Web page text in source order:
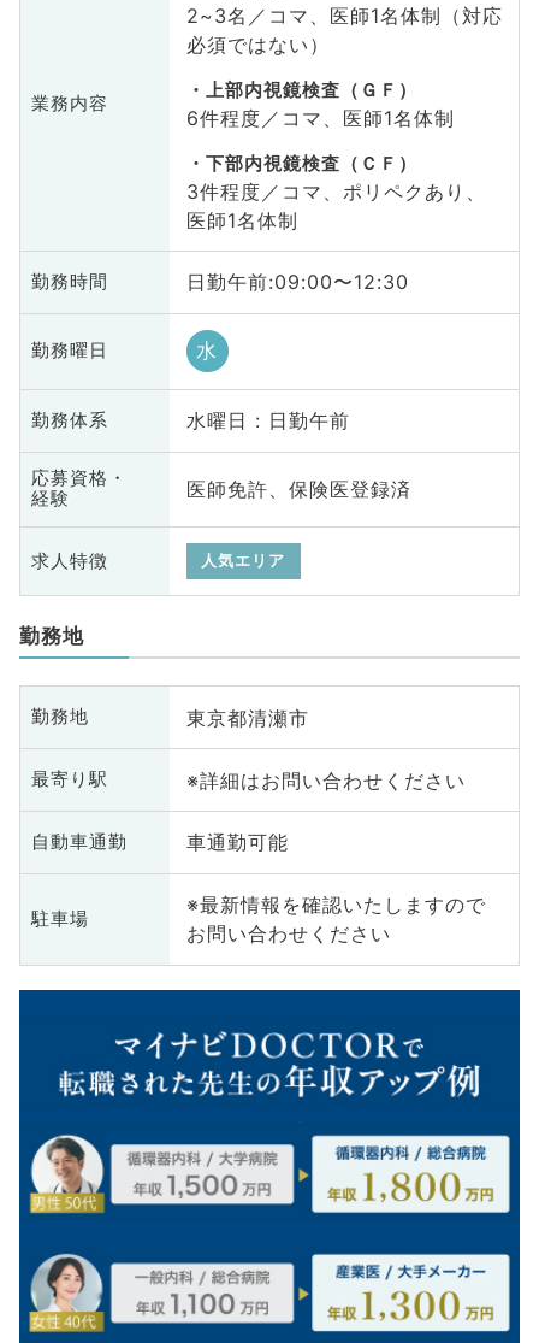
業務内容
2~3名／コマ、医師1名体制（対応
必須ではない）
上部内視鏡検査（ＧＦ）
6件程度／コマ、医師1名体制
下部内視鏡検査（ＣＦ）
3件程度／コマ、ポリペクあり、
医師1名体制
勤務時間 日勤午前:09:00〜12:30
勤務曜日 水
勤務体系 水曜日 : 日勤午前
応募資格・
経験
医師免許、保険医登録済
求人特徴 人気エリア
勤務地
勤務地 東京都清瀬市
最寄り駅 ※詳細はお問い合わせください
自動車通勤 車通勤可能
駐車場
※最新情報を確認いたしますので
お問い合わせください